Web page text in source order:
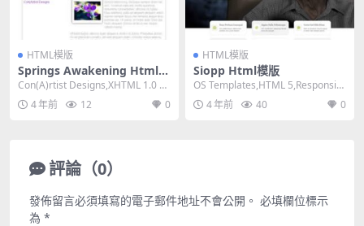
HTML模版
Springs Awakening Html模
版
Con(A)rtist Designs,XHTML 1.0 Tr
ansition...
4 年前 12 0
HTML模版
Siopp Html模版
OS Templates,HTML 5,Responsiv
e, 4 Column...
4 年前 40 0
評論（0）
發佈留言必須填寫的電子郵件地址不會公開。 必填欄位標示
為 *